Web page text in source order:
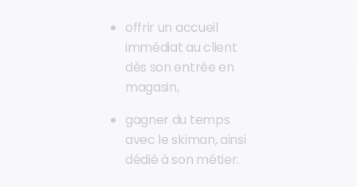
offrir un accueil
immédiat au client
dès son entrée en
magasin,
gagner du temps
avec le skiman, ainsi
dédié à son métier.